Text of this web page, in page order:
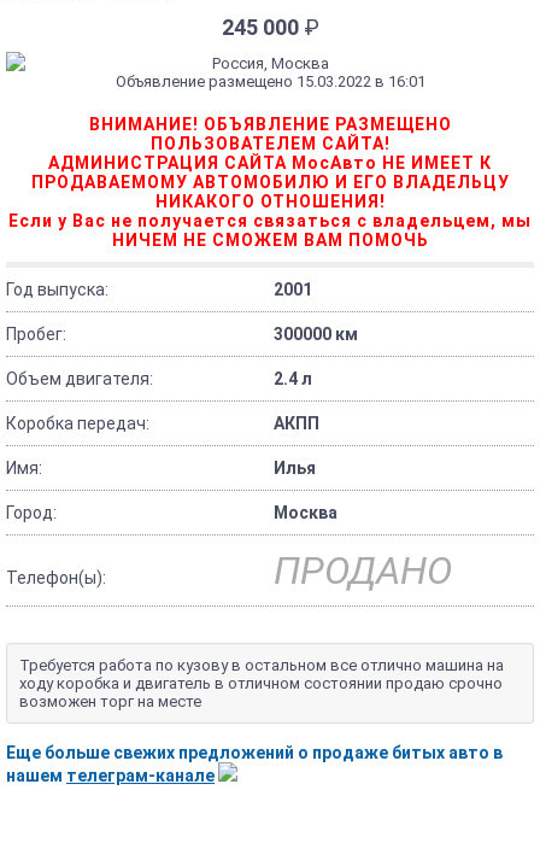
245 000 ₽
Россия, Москва
Объявление размещено 15.03.2022 в 16:01
ВНИМАНИЕ! ОБЪЯВЛЕНИЕ РАЗМЕЩЕНО
ПОЛЬЗОВАТЕЛЕМ САЙТА!
АДМИНИСТРАЦИЯ САЙТА МосАвто НЕ ИМЕЕТ К
ПРОДАВАЕМОМУ АВТОМОБИЛЮ И ЕГО ВЛАДЕЛЬЦУ
НИКАКОГО ОТНОШЕНИЯ!
Если у Вас не получается связаться с владельцем, мы
НИЧЕМ НЕ СМОЖЕМ ВАМ ПОМОЧЬ
Год выпуска: 2001
Пробег: 300000 км
Объем двигателя: 2.4 л
Коробка передач: АКПП
Имя: Илья
Город: Москва
Телефон(ы): ПРОДАНО
Требуется работа по кузову в остальном все отлично машина на
ходу коробка и двигатель в отличном состоянии продаю срочно
возможен торг на месте
Еще больше свежих предложений о продаже битых авто в
нашем телеграм-канале